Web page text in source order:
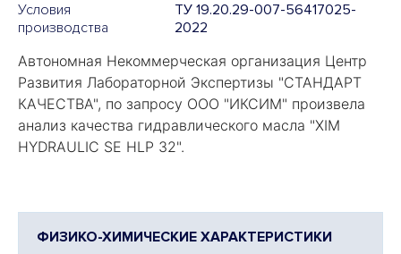
Условия
производства
ТУ 19.20.29-007-56417025-
2022
Автономная Некоммерческая организация Центр
Развития Лабораторной Экспертизы "СТАНДАРТ
КАЧЕСТВА", по запросу ООО "ИКСИМ" произвела
анализ качества гидравлического масла "XIM
HYDRAULIC SE HLP 32".
ФИЗИКО-ХИМИЧЕСКИЕ ХАРАКТЕРИСТИКИ